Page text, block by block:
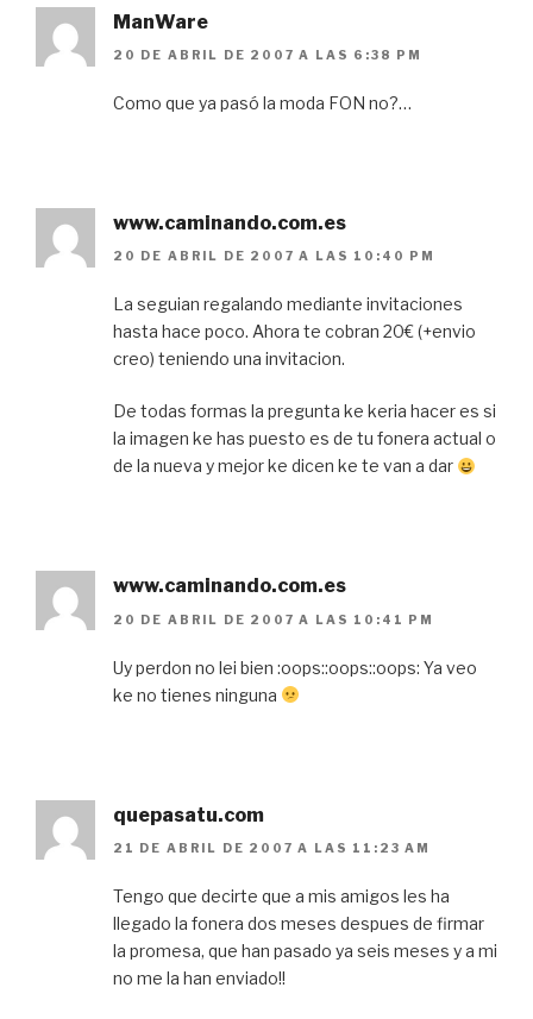
ManWare
20 DE ABRIL DE 2007 A LAS 6:38 PM
Como que ya pasó la moda FON no?…
www.caminando.com.es
20 DE ABRIL DE 2007 A LAS 10:40 PM
La seguian regalando mediante invitaciones
hasta hace poco. Ahora te cobran 20€ (+envio
creo) teniendo una invitacion.
De todas formas la pregunta ke keria hacer es si
la imagen ke has puesto es de tu fonera actual o
de la nueva y mejor ke dicen ke te van a dar
www.caminando.com.es
20 DE ABRIL DE 2007 A LAS 10:41 PM
Uy perdon no lei bien :oops::oops::oops: Ya veo
ke no tienes ninguna
quepasatu.com
21 DE ABRIL DE 2007 A LAS 11:23 AM
Tengo que decirte que a mis amigos les ha
llegado la fonera dos meses despues de firmar
la promesa, que han pasado ya seis meses y a mi
no me la han enviado!!